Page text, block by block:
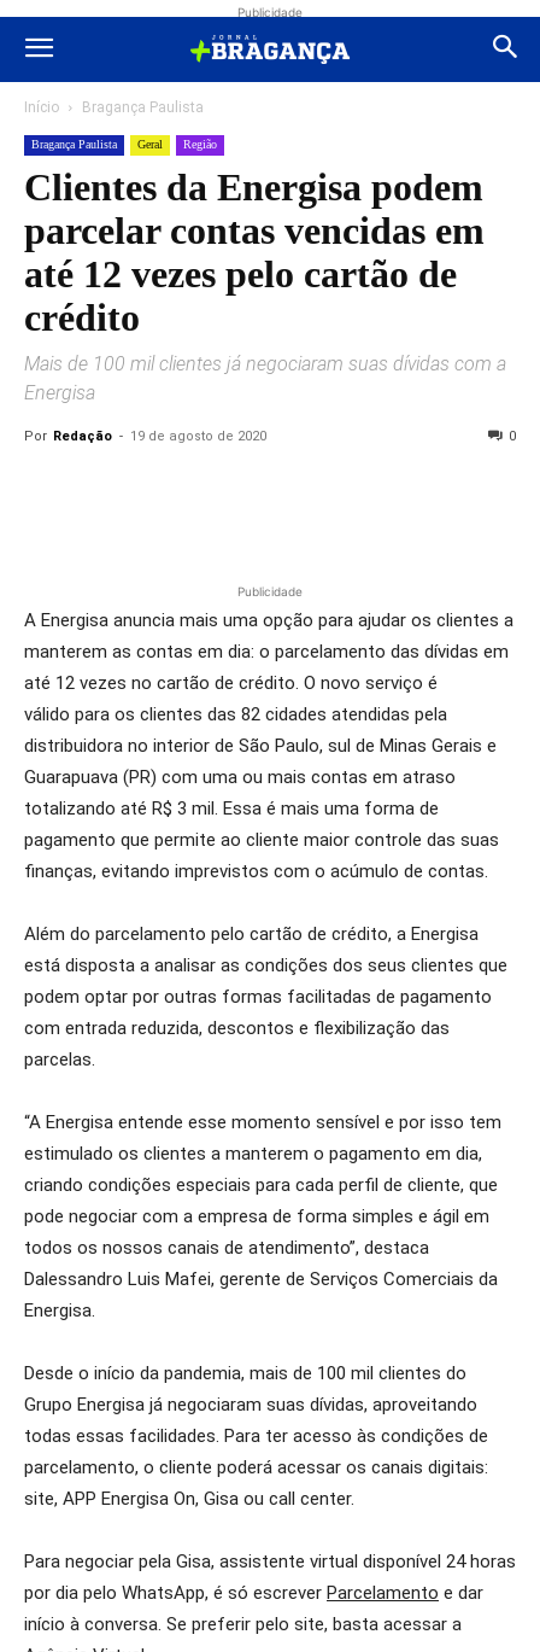
Publicidade
Início Bragança Paulista
Bragança Paulista Geral Região
Clientes da Energisa podem
parcelar contas vencidas em
até 12 vezes pelo cartão de
crédito
Mais de 100 mil clientes já negociaram suas dívidas com a
Energisa
Por Redação - 19 de agosto de 2020 0
Publicidade
A Energisa anuncia mais uma opção para ajudar os clientes a
manterem as contas em dia: o parcelamento das dívidas em
até 12 vezes no cartão de crédito. O novo serviço é
válido para os clientes das 82 cidades atendidas pela
distribuidora no interior de São Paulo, sul de Minas Gerais e
Guarapuava (PR) com uma ou mais contas em atraso
totalizando até R$ 3 mil. Essa é mais uma forma de
pagamento que permite ao cliente maior controle das suas
finanças, evitando imprevistos com o acúmulo de contas.
Além do parcelamento pelo cartão de crédito, a Energisa
está disposta a analisar as condições dos seus clientes que
podem optar por outras formas facilitadas de pagamento
com entrada reduzida, descontos e flexibilização das
parcelas.
“A Energisa entende esse momento sensível e por isso tem
estimulado os clientes a manterem o pagamento em dia,
criando condições especiais para cada perfil de cliente, que
pode negociar com a empresa de forma simples e ágil em
todos os nossos canais de atendimento”, destaca
Dalessandro Luis Mafei, gerente de Serviços Comerciais da
Energisa.
Desde o início da pandemia, mais de 100 mil clientes do
Grupo Energisa já negociaram suas dívidas, aproveitando
todas essas facilidades. Para ter acesso às condições de
parcelamento, o cliente poderá acessar os canais digitais:
site, APP Energisa On, Gisa ou call center.
Para negociar pela Gisa, assistente virtual disponível 24 horas
por dia pelo WhatsApp, é só escrever Parcelamento e dar
início à conversa. Se preferir pelo site, basta acessar a